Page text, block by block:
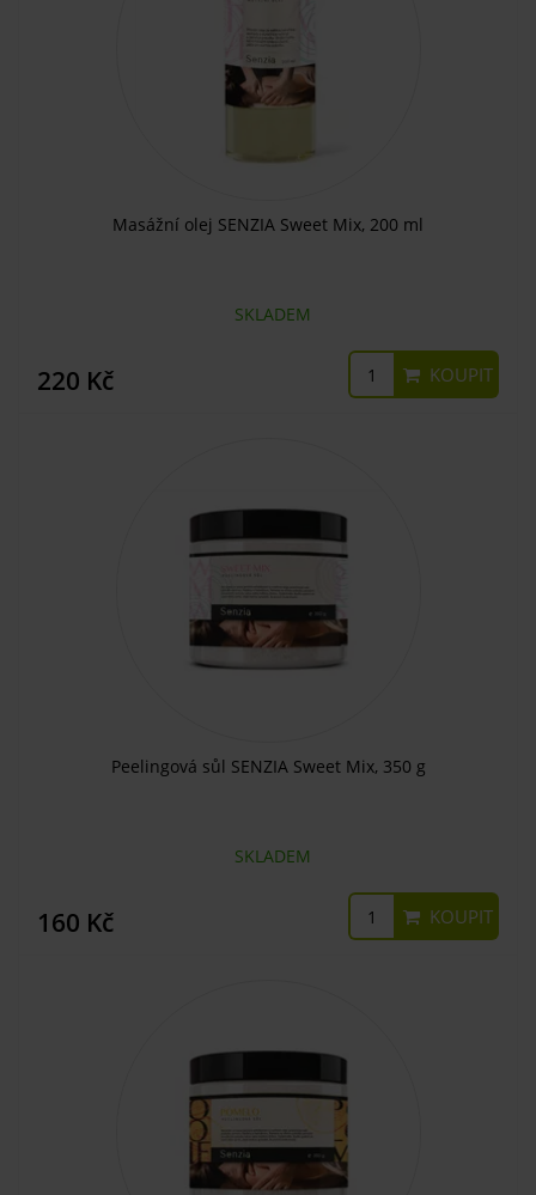
Masážní olej SENZIA Sweet Mix, 200 ml
SKLADEM
220 Kč KOUPIT
Peelingová sůl SENZIA Sweet Mix, 350 g
SKLADEM
160 Kč KOUPIT